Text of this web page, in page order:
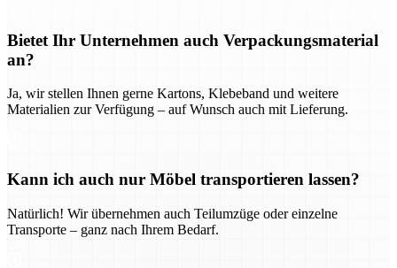
Bietet Ihr Unternehmen auch Verpackungsmaterial
an?
Ja, wir stellen Ihnen gerne Kartons, Klebeband und weitere
Materialien zur Verfügung – auf Wunsch auch mit Lieferung.
Kann ich auch nur Möbel transportieren lassen?
Natürlich! Wir übernehmen auch Teilumzüge oder einzelne
Transporte – ganz nach Ihrem Bedarf.